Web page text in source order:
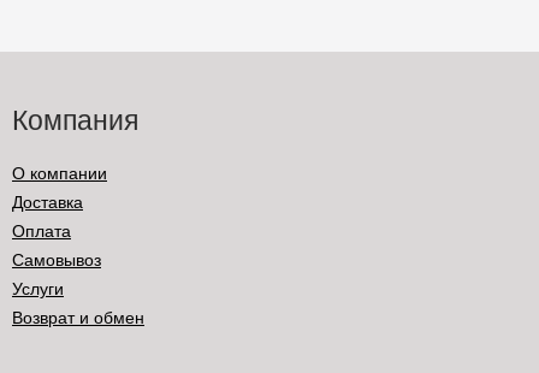
Компания
О компании
Доставка
Оплата
Самовывоз
Услуги
Возврат и обмен